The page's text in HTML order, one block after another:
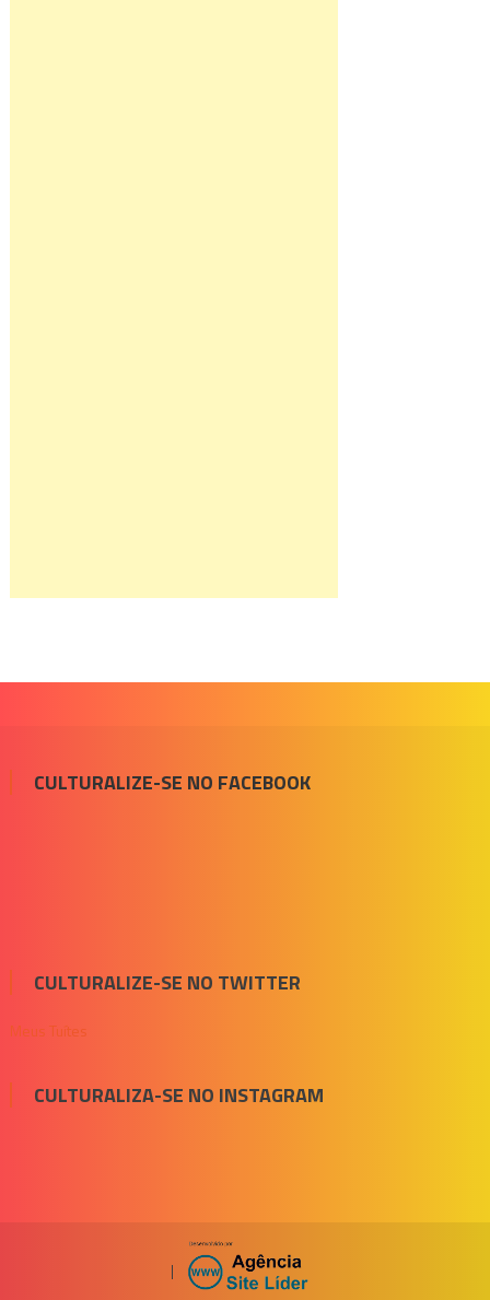
CULTURALIZE-SE NO FACEBOOK
CULTURALIZE-SE NO TWITTER
Meus Tuítes
CULTURALIZA-SE NO INSTAGRAM
|